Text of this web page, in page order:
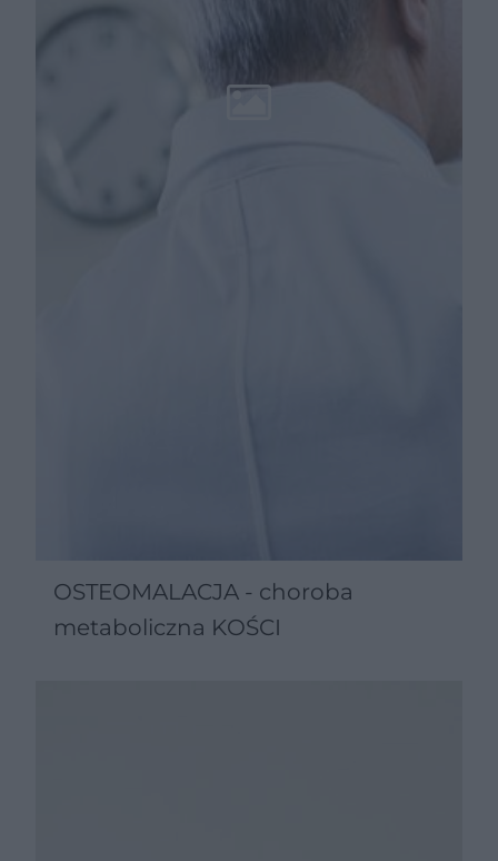
OSTEOMALACJA - choroba
metaboliczna KOŚCI